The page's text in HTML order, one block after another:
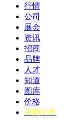
行情
公司
展会
资讯
招商
品牌
人才
知道
图库
价格
采购公告